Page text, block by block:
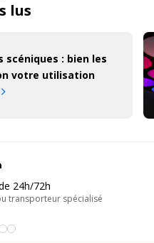
lus
scéniques : bien les
votre utilisation
accepté
avec les collectivités